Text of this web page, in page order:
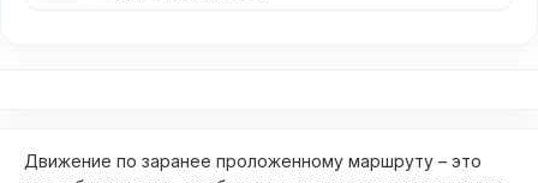
Движение по заранее проложенному маршруту – это